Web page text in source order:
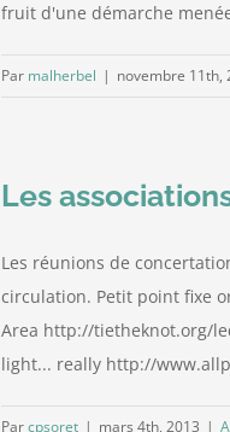
fruit d'une démarche
Par malherbel | novembre 11th,
Les
Les réunions de
circulation. Petit point fixe
Area http://tietheknot.org/
light... really http://
Parcpsoret | mars 4th, 2013 |